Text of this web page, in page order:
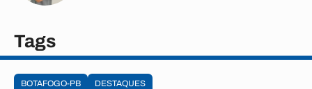
Tags
BOTAFOGO-PB DESTAQUES